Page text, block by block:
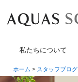
私たちについて
ホーム > スタッフブログ